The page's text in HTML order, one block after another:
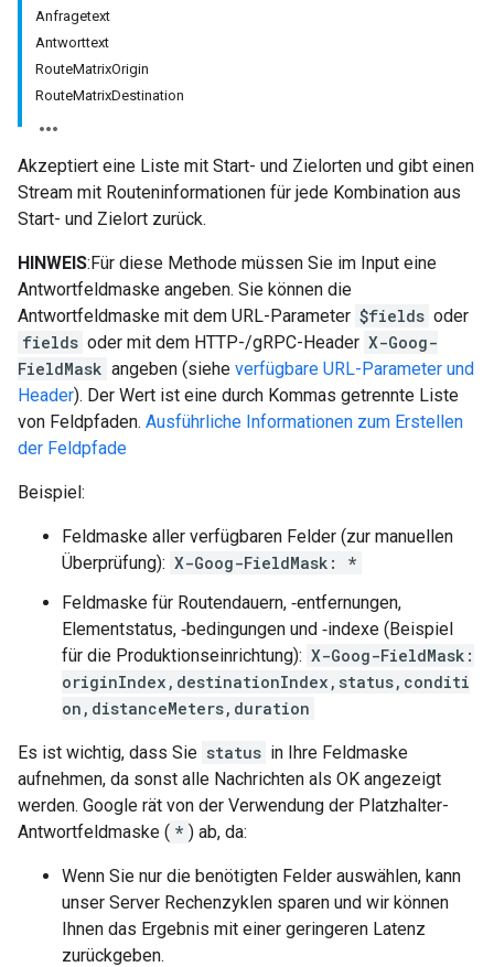
Anfragetext
Antworttext
RouteMatrixOrigin
RouteMatrixDestination
Akzeptiert eine Liste mit Start- und Zielorten und gibt einen
Stream mit Routeninformationen für jede Kombination aus
Start- und Zielort zurück.
HINWEIS:Für diese Methode müssen Sie im Input eine
Antwortfeldmaske angeben. Sie können die
Antwortfeldmaske mit dem URL-Parameter $fields oder
fields oder mit dem HTTP-/gRPC-Header X-Goog-
FieldMask angeben (siehe verfügbare URL-Parameter und
Header). Der Wert ist eine durch Kommas getrennte Liste
von Feldpfaden. Ausführliche Informationen zum Erstellen
der Feldpfade
Beispiel:
Feldmaske aller verfügbaren Felder (zur manuellen
Überprüfung): X-Goog-FieldMask: *
Feldmaske für Routendauern, ‑entfernungen,
Elementstatus, ‑bedingungen und ‑indexe (Beispiel
für die Produktionseinrichtung): X-Goog-FieldMask:
originIndex,destinationIndex,status,conditi
on,distanceMeters,duration
Es ist wichtig, dass Sie status in Ihre Feldmaske
aufnehmen, da sonst alle Nachrichten als OK angezeigt
werden. Google rät von der Verwendung der Platzhalter-
Antwortfeldmaske ( * ) ab, da:
Wenn Sie nur die benötigten Felder auswählen, kann
unser Server Rechenzyklen sparen und wir können
Ihnen das Ergebnis mit einer geringeren Latenz
zurückgeben.